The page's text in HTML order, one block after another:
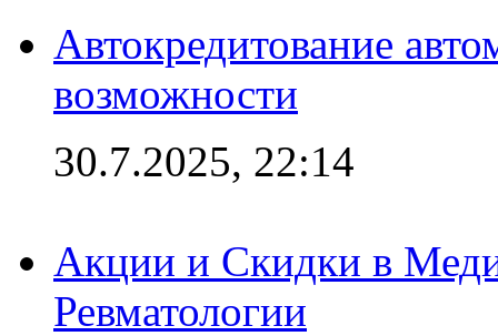
Автокредитование
возможности
30.7.2025, 22:14
Акции и Скидки в
Ревматологии